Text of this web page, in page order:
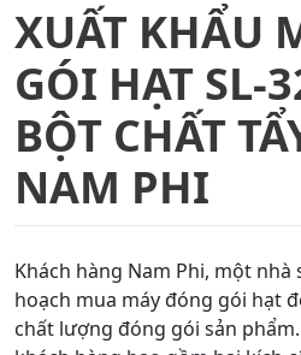
XUẤT KHẨU
GÓI HẠT SL-
BỘT CHẤT
NAM PHI
Khách hàng Nam Phi, một
hoạch mua máy đóng gói hạt
chất lượng đóng gói sản